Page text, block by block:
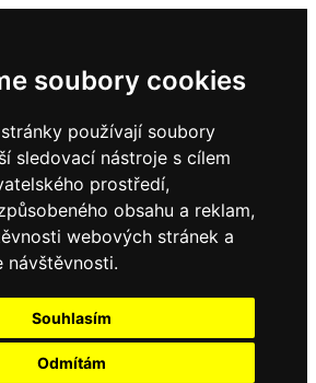
soubory cookies
používají soubory
sledovací nástroje s cílem
prostředí,
obsahu a reklam,
webových stránek a
návštěvnosti.
Souhlasím
Odmítám